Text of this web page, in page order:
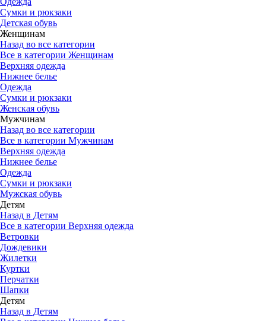
Сумки и рюкзаки
Детская обувь
Женщинам
Назад во все категории
Все в категории Женщинам
Верхняя одежда
Нижнее белье
Одежда
Сумки и рюкзаки
Женская обувь
Мужчинам
Назад во все категории
Все в категории Мужчинам
Верхняя одежда
Нижнее белье
Одежда
Сумки и рюкзаки
Мужская обувь
Детям
Назад в Детям
Все в категории Верхняя одежда
Ветровки
Дождевики
Жилетки
Куртки
Перчатки
Шапки
Детям
Назад в Детям